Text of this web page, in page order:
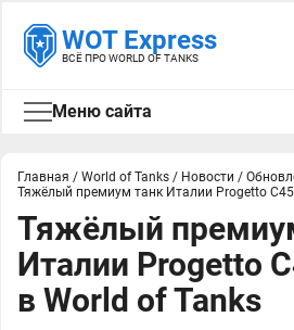
WOT Express
ВСЁ ПРО WORLD OF TANKS
Меню сайта
Главная / World of Tanks / Новости /
Тяжёлый премиум танк Италии Progetto
Тяжёлый
Италии Progetto
в World of Tanks